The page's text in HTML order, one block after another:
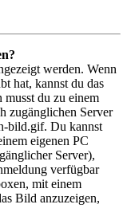
werden. Wenn
hat, kannst du das
du zu einem
zugänglichen Server
bild.gif. Du kannst
eigenen PC
Server),
verfügbar
mit einem
Bild anzuzeigen,